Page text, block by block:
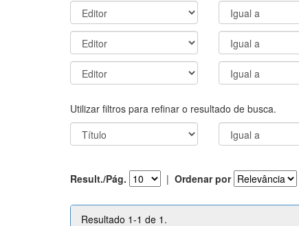
Utilizar filtros para refinar o resultado de busca.
Result./Pág. | Ordenar por
Resultado 1-1 de 1.